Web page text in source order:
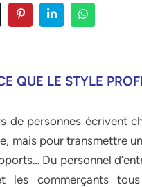
QUE LE STYLE
de personnes écrivent
mais pour transmettre
Du personnel
les commerçants